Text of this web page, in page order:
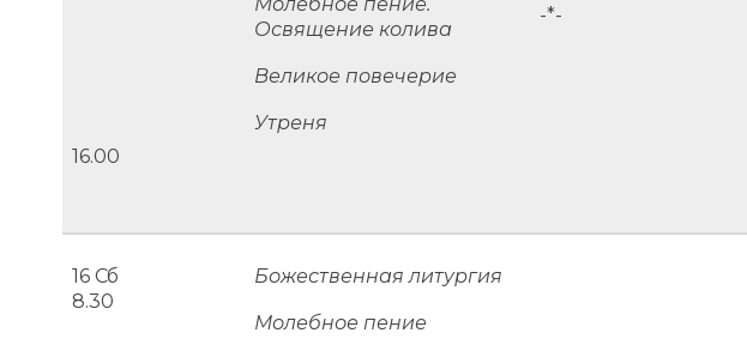
16.00
Освящение колива
Великое повечерие
Утреня
-*-
16 Сб
8.30
Божественная литургия
Молебное пение